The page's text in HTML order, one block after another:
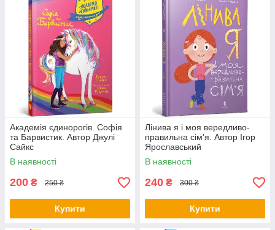
Академія єдинорогів. Софія
та Барвистик. Автор Джулі
Сайкс
В наявності
200 ₴ 250 ₴
Купити
Лінива я і моя вередливо-
правильна сім'я. Автор Ігор
Ярославський
В наявності
240 ₴ 300 ₴
Купити